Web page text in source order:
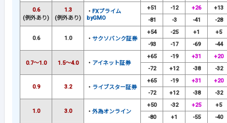
0.6
(例外あり)
1.3
(例外あり)
・ FXプライム
byGMO
+51 -12 +26
+13
-81
-3 -41 -28
0.6 1.0 ・ サクソバンク証券
+54 -25 +1
+5
-93
-17 -69 -44
0.7～1.0 1.5～4.0 ・ アイネット証券
+65 -19 +31
+20
-72
+12 -38 -32
0.9 3.2 ・ ライブスター証券
+65 -19 +31
+20
-72
+12 -38 -32
1.0 3.0 ・ 外為オンライン
+50 -32 +25
+5
-80
+1 -55 -40